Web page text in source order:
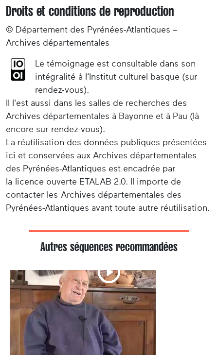
Droits et conditions de reproduction
© Département des Pyrénées-Atlantiques –
Archives départementales
Le témoignage est consultable dans son
intégralité à l'Institut culturel basque (sur
rendez-vous).
Il l'est aussi dans les salles de recherches des
Archives départementales à Bayonne et à Pau (là
encore sur rendez-vous).
La réutilisation des données publiques présentées
ici et conservées aux Archives départementales
des Pyrénées-Atlantiques est encadrée par
la licence ouverte ETALAB 2.0. Il importe de
contacter les Archives départementales des
Pyrénées-Atlantiques avant toute autre réutilisation.
Autres séquences recommandées